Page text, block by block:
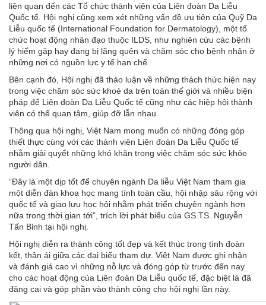
liên quan đến các Tổ chức thành viên của Liên đoàn Da Liễu
Quốc tế. Hội nghị cũng xem xét những vấn đề ưu tiên của Quỹ Da
Liễu quốc tế (International Foundation for Dermatology), một tổ
chức hoạt động nhân đạo thuộc ILDS, như nghiên cứu các bệnh
lý hiếm gặp hay đang bị lãng quên và chăm sóc cho bệnh nhân ở
những nơi có nguồn lực y tế hạn chế.
Bên cạnh đó, Hội nghị đã thảo luận về những thách thức hiện nay
trong việc chăm sóc sức khoẻ da trên toàn thế giới và nhiều biện
pháp để Liên đoàn Da Liễu Quốc tế cũng như các hiệp hội thành
viên có thể quan tâm, giúp đỡ lẫn nhau.
Thông qua hội nghị, Việt Nam mong muốn có những đóng góp
thiết thực cùng với các thành viên Liên đoàn Da Liễu Quốc tế
nhằm giải quyết những khó khăn trong việc chăm sóc sức khỏe
người dân.
“Đây là một dịp tốt để chuyên ngành Da liễu Việt Nam tham gia
một diễn đàn khoa học mang tính toàn cầu, hội nhập sâu rộng với
quốc tế và giao lưu học hỏi nhằm phát triển chuyên ngành hơn
nữa trong thời gian tới”, trích lời phát biểu của GS.TS. Nguyễn
Tấn Bỉnh tại hội nghị.
Hội nghị diễn ra thành công tốt đẹp và kết thúc trong tình đoàn
kết, thân ái giữa các đại biểu tham dự. Việt Nam được ghi nhận
và đánh giá cao vì những nỗ lực và đóng góp từ trước đến nay
cho các hoạt động của Liên đoàn Da Liễu quốc tế, đặc biệt là đã
đăng cai và góp phần vào thành công cho hội nghị lần này.